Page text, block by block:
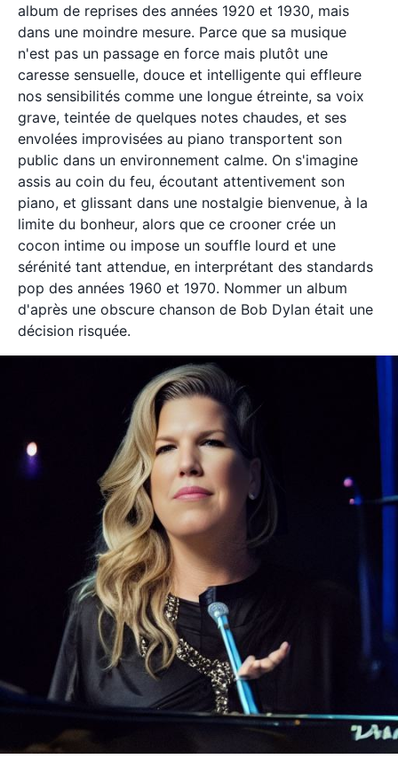
album de reprises des années 1920 et 1930, mais
dans une moindre mesure. Parce que sa musique
n'est pas un passage en force mais plutôt une
caresse sensuelle, douce et intelligente qui effleure
nos sensibilités comme une longue étreinte, sa voix
grave, teintée de quelques notes chaudes, et ses
envolées improvisées au piano transportent son
public dans un environnement calme. On s'imagine
assis au coin du feu, écoutant attentivement son
piano, et glissant dans une nostalgie bienvenue, à la
limite du bonheur, alors que ce crooner crée un
cocon intime ou impose un souffle lourd et une
sérénité tant attendue, en interprétant des standards
pop des années 1960 et 1970. Nommer un album
d'après une obscure chanson de Bob Dylan était une
décision risquée.